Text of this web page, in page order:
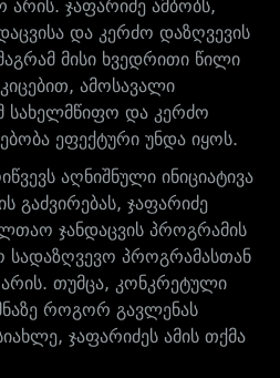
ჯაფარიძე ამბობს,
და კერძო დაზღვევის
მისი ხვედრითი წილი
ამოსავალი
სახელმწიფო და კერძო
ეფექტური უნდა იყოს.
აღნიშნული ინიციატივა
გაძვირებას, ჯაფარიძე
ჯანდაცვის პროგრამის
პროგრამასთან
თუმცა, კონკრეტული
როგორ გავლენას
ჯაფარიძეს ამის თქმა